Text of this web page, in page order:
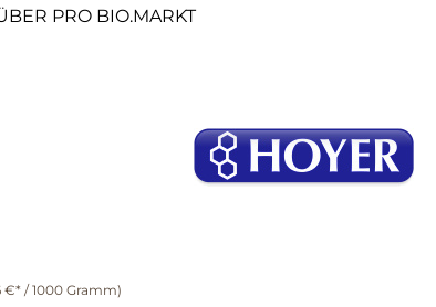
PRO BIO.MARKT
€* / 1000 Gramm)